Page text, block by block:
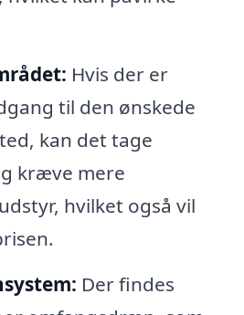
Hvis der er
til den ønskede
kan det tage
kræve mere
hvilket også vil
Der findes